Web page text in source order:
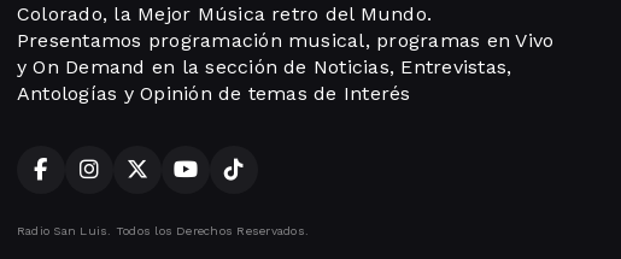
Colorado, la Mejor Música retro del Mundo.
Presentamos programación musical, programas en Vivo
y On Demand en la sección de Noticias, Entrevistas,
Antologías y Opinión de temas de Interés
Radio San Luis. Todos los Derechos Reservados.